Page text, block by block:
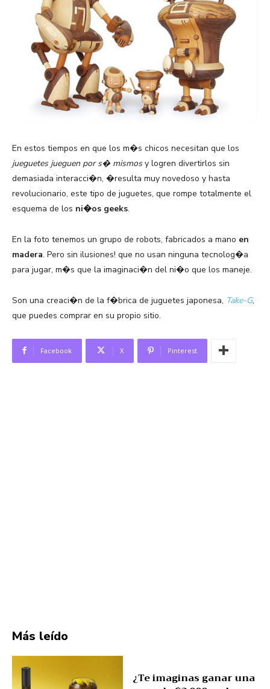
En estos tiempos en que los m�s chicos necesitan que los
jueguetes jueguen por s� mismosy logren divertirlos sin
demasiada interacci�n, �resulta muy novedoso y hasta
revolucionario, este tipo de juguetes, que rompe totalmente el
esquema de los ni�os geeks.
En la foto tenemos un grupo de robots, fabricados a mano en
madera. Pero sin ilusiones! que no usan ninguna tecnolog�a
para jugar, m�s que la imaginaci�n del ni�o que los maneje.
Son una creaci�n de la f�brica de juguetes japonesa, Take-G,
que puedes comprar en su propio sitio.
Facebook X Pinterest
Más leído
¿Te imaginas ganar una